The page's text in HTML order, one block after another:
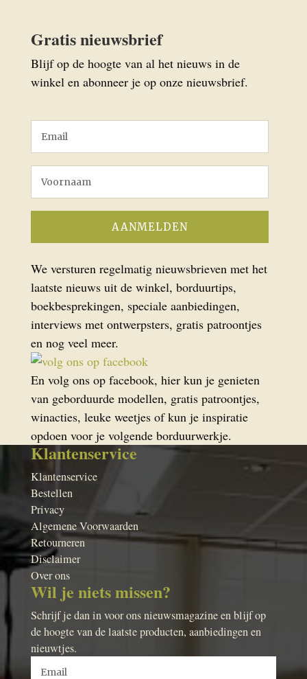
Gratis nieuwsbrief
Blijf op de hoogte van al het nieuws in de
winkel en abonneer je op onze nieuwsbrief.
We versturen regelmatig nieuwsbrieven met het
laatste nieuws uit de winkel, borduurtips,
boekbesprekingen, speciale aanbiedingen,
interviews met ontwerpsters, gratis patroontjes
en nog veel meer.
En volg ons op facebook, hier kun je genieten
van geborduurde modellen, gratis patroontjes,
winacties, leuke weetjes of kun je inspiratie
opdoen voor je volgende borduurwerkje.
Klantenservice
Klantenservice
Bestellen
Privacy
Algemene Voorwaarden
Retourneren
Disclaimer
Over ons
Wil je niets missen?
Schrijf je dan in voor ons nieuwsmagazine en blijf op
de hoogte van de laatste producten, aanbiedingen en
nieuwtjes.